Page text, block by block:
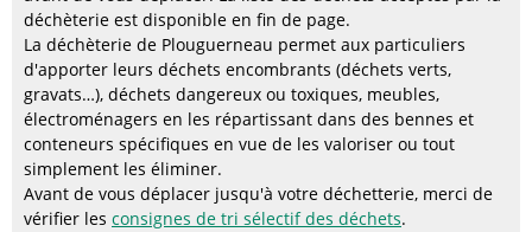
déchèterie est disponible en fin de page.
La déchèterie de Plouguerneau permet aux particuliers
d'apporter leurs déchets encombrants (déchets verts,
gravats…), déchets dangereux ou toxiques, meubles,
électroménagers en les répartissant dans des bennes et
conteneurs spécifiques en vue de les valoriser ou tout
simplement les éliminer.
Avant de vous déplacer jusqu'à votre déchetterie, merci de
vérifier les consignes de tri sélectif des déchets.